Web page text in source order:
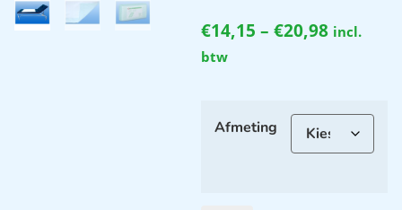
€14,15 – €20,98 incl.
btw
Afmeting